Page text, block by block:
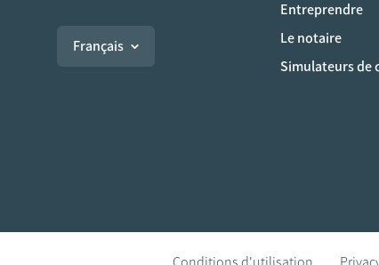
Français
Entreprendre
Le notaire
Simulateurs de